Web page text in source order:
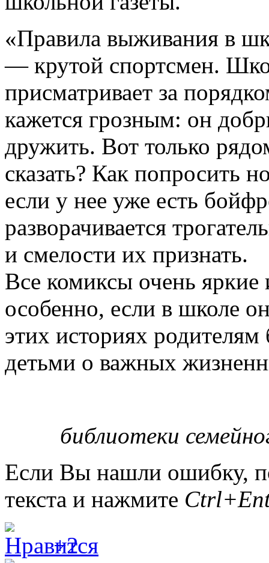
«Правила выживания в
— крутой спортсмен.
присматривает за
кажется грозным: он
дружить. Вот только
сказать? Как попросить
если у нее уже есть
разворачивается
и смелости их признать.
Все комиксы очень яркие
особенно, если в школе
этих историях
детьми о важных
библиотеки
Если Вы нашли ошибку,
текста и нажмите
+2